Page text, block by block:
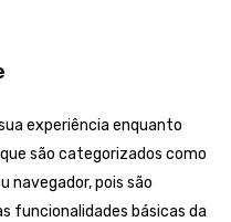
experiência enquanto
são categorizados como
navegador, pois são
funcionalidades básicas da